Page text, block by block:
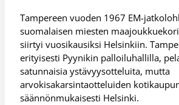
Tampereen vuoden 1967 EM-
suomalaisen miesten
siirtyi vuosikausiksi Helsinkiin.
erityisesti Pyynikin palloiluhallilla,
satunnaisia ystävyysotteluita, mutta
arvokisakarsintaotteluiden
säännönmukaisesti Helsinki.